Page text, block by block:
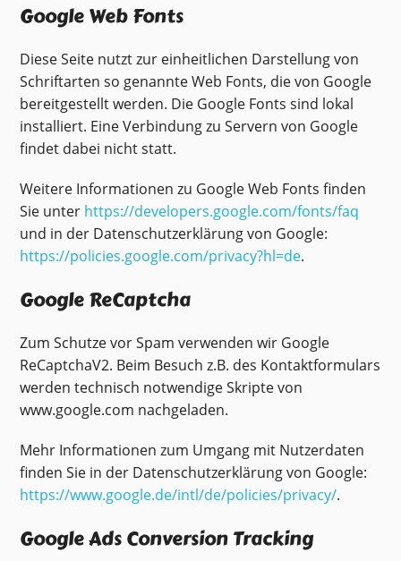
Google Web Fonts
Diese Seite nutzt zur einheitlichen Darstellung von
Schriftarten so genannte Web Fonts, die von Google
bereitgestellt werden. Die Google Fonts sind lokal
installiert. Eine Verbindung zu Servern von Google
findet dabei nicht statt.
Weitere Informationen zu Google Web Fonts finden
Sie unter https://developers.google.com/fonts/faq
und in der Datenschutzerklärung von Google:
https://policies.google.com/privacy?hl=de.
Google ReCaptcha
Zum Schutze vor Spam verwenden wir Google
ReCaptchaV2. Beim Besuch z.B. des Kontaktformulars
werden technisch notwendige Skripte von
www.google.com nachgeladen.
Mehr Informationen zum Umgang mit Nutzerdaten
finden Sie in der Datenschutzerklärung von Google:
https://www.google.de/intl/de/policies/privacy/.
Google Ads Conversion Tracking